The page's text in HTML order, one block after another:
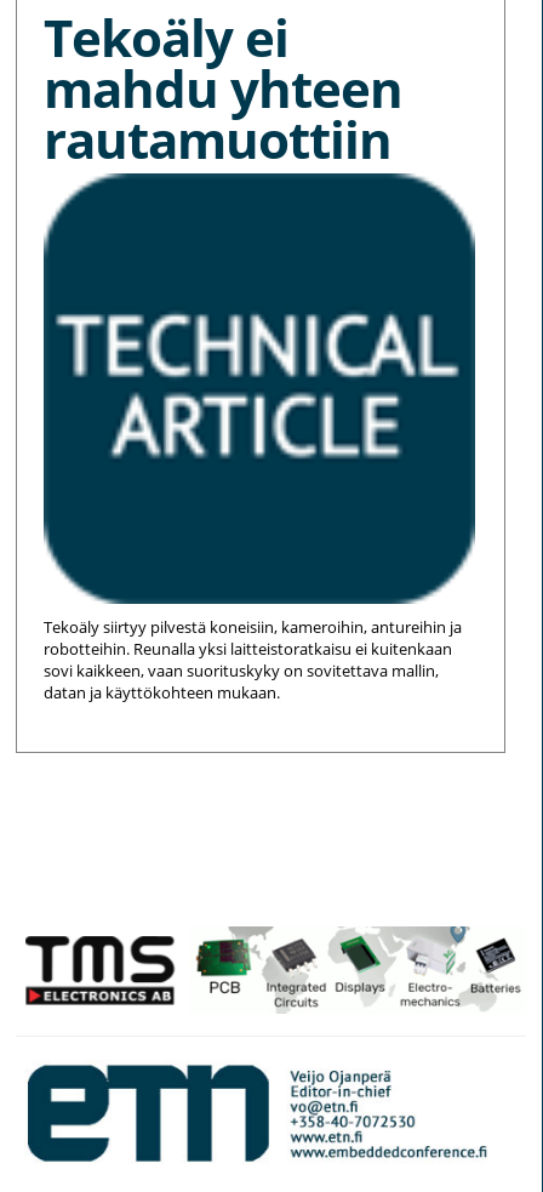
Tekoäly ei
mahdu yhteen
rautamuottiin
Tekoäly siirtyy pilvestä koneisiin, kameroihin, antureihin ja
robotteihin. Reunalla yksi laitteistoratkaisu ei kuitenkaan
sovi kaikkeen, vaan suorituskyky on sovitettava mallin,
datan ja käyttökohteen mukaan.